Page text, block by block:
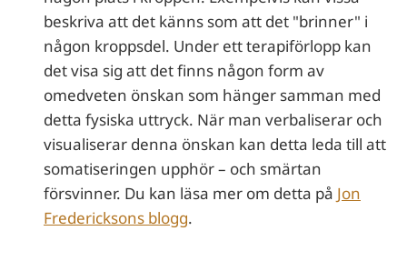
beskriva att det känns som att det "brinner" i
någon kroppsdel. Under ett terapiförlopp kan
det visa sig att det finns någon form av
omedveten önskan som hänger samman med
detta fysiska uttryck. När man verbaliserar och
visualiserar denna önskan kan detta leda till att
somatiseringen upphör – och smärtan
försvinner. Du kan läsa mer om detta på Jon
Fredericksons blogg.